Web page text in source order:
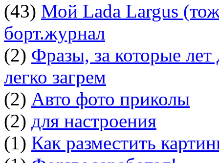
(43) Мой Lada Largus
борт.журнал
(2) Фразы, за которые
легко загрем
(2) Авто фото приколы
(2) для настроения
(1) Как разместить